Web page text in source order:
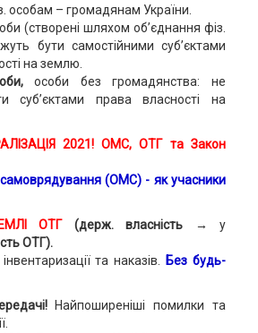
особам – громадянам України.
(створені шляхом об’єднання фіз.
бути самостійними суб’єктами
на землю.
особи без громадянства: не
суб’єктами права власності на
2021! ОМС, ОТГ та Закон
(ОМС) - як учасники
ОТГ(держ. власність →
у
ОТГ).
та наказів. Без будь-
Найпоширеніші помилки та